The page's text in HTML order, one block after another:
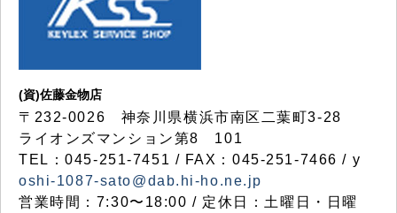
(資)佐藤金物店
〒232-0026 神奈川県横浜市南区二葉町3-28
ライオンズマンション第8 101
TEL：045-251-7451 / FAX：045-251-7466 / y
oshi-1087-sato@dab.hi-ho.ne.jp
営業時間：7:30〜18:00 / 定休日：土曜日・日曜